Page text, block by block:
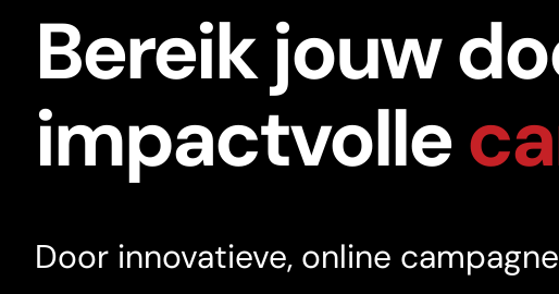
Bereik jouw
impactvolleca
Door innovatieve, online